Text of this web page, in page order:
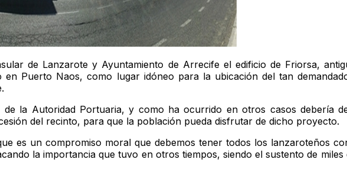
de Lanzarote y Ayuntamiento de Arrecife el edificio de Friorsa,
en Puerto Naos, como lugar idóneo para la ubicación del tan
de la Autoridad Portuaria, y como ha ocurrido en otros casos debería
del recinto, para que la población pueda disfrutar de dicho proyecto.
es un compromiso moral que debemos tener todos los lanzaroteños
la importancia que tuvo en otros tiempos, siendo el sustento de miles